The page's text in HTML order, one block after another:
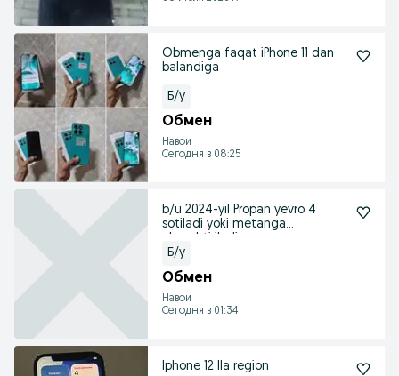
Obmenga faqat iPhone 11 dan
balandiga
Б/у
Обмен
Навои
Сегодня в 08:25
b/u 2024-yil Propan yevro 4
sotiladi yoki metanga
Б/у
Обмен
Навои
Сегодня в 01:34
Iphone 12 lla region